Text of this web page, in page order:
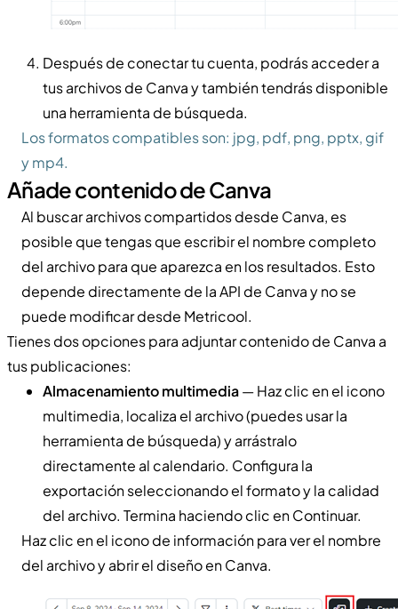
Después de conectar tu cuenta, podrás acceder a
tus archivos de Canva y también tendrás disponible
una herramienta de búsqueda.
Los formatos compatibles son: jpg, pdf, png, pptx, gif
y mp4.
Añade contenido de Canva
Al buscar archivos compartidos desde Canva, es
posible que tengas que escribir el nombre completo
del archivo para que aparezca en los resultados. Esto
depende directamente de la API de Canva y no se
puede modificar desde Metricool.
Tienes dos opciones para adjuntar contenido de Canva a
tus publicaciones:
Almacenamiento multimedia— Haz clic en el icono
multimedia, localiza el archivo (puedes usar la
herramienta de búsqueda) y arrástralo
directamente al calendario. Configura la
exportación seleccionando el formato y la calidad
del archivo. Termina haciendo clic en Continuar.
Haz clic en el icono de información para ver el nombre
del archivo y abrir el diseño en Canva.